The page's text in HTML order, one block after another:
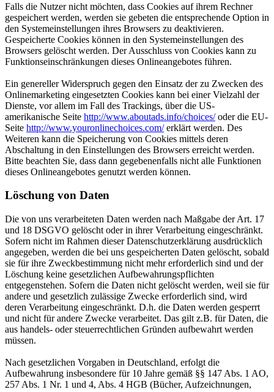
Falls die Nutzer nicht möchten, dass Cookies auf ihrem Rechner
gespeichert werden, werden sie gebeten die entsprechende Option in
den Systemeinstellungen ihres Browsers zu deaktivieren.
Gespeicherte Cookies können in den Systemeinstellungen des
Browsers gelöscht werden. Der Ausschluss von Cookies kann zu
Funktionseinschränkungen dieses Onlineangebotes führen.
Ein genereller Widerspruch gegen den Einsatz der zu Zwecken des
Onlinemarketing eingesetzten Cookies kann bei einer Vielzahl der
Dienste, vor allem im Fall des Trackings, über die US-
amerikanische Seite http://www.aboutads.info/choices/oder die EU-
Seite http://www.youronlinechoices.com/erklärt werden. Des
Weiteren kann die Speicherung von Cookies mittels deren
Abschaltung in den Einstellungen des Browsers erreicht werden.
Bitte beachten Sie, dass dann gegebenenfalls nicht alle Funktionen
dieses Onlineangebotes genutzt werden können.
Löschung von Daten
Die von uns verarbeiteten Daten werden nach Maßgabe der Art. 17
und 18 DSGVO gelöscht oder in ihrer Verarbeitung eingeschränkt.
Sofern nicht im Rahmen dieser Datenschutzerklärung ausdrücklich
angegeben, werden die bei uns gespeicherten Daten gelöscht, sobald
sie für ihre Zweckbestimmung nicht mehr erforderlich sind und der
Löschung keine gesetzlichen Aufbewahrungspflichten
entgegenstehen. Sofern die Daten nicht gelöscht werden, weil sie für
andere und gesetzlich zulässige Zwecke erforderlich sind, wird
deren Verarbeitung eingeschränkt. D.h. die Daten werden gesperrt
und nicht für andere Zwecke verarbeitet. Das gilt z.B. für Daten, die
aus handels- oder steuerrechtlichen Gründen aufbewahrt werden
müssen.
Nach gesetzlichen Vorgaben in Deutschland, erfolgt die
Aufbewahrung insbesondere für 10 Jahre gemäß §§ 147 Abs. 1 AO,
257 Abs. 1 Nr. 1 und 4, Abs. 4 HGB (Bücher, Aufzeichnungen,